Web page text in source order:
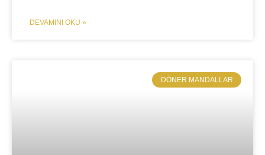
DEVAMINI OKU »
​DÖNER MANDALLAR